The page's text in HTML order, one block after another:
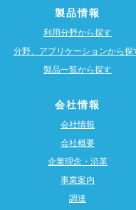
製品情報
利用分野から探す
分野、アプリケーションから探
製品一覧から探す
会社情報
会社情報
会社概要
企業理念・沿革
事業案内
調達